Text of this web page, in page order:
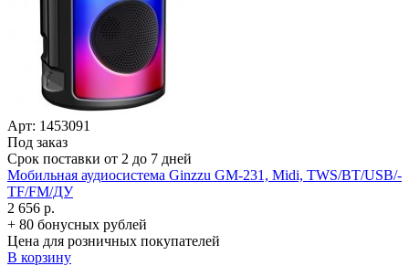
Арт: 1453091
Под заказ
Срок поставки от 2 до 7 дней
Мобильная аудиосистема Ginzzu GM-231, Midi, TWS/­BT/­USB/­
TF/­FM/­ДУ
2 656 р.
+ 80 бонусных рублей
Цена для розничных покупателей
В корзину